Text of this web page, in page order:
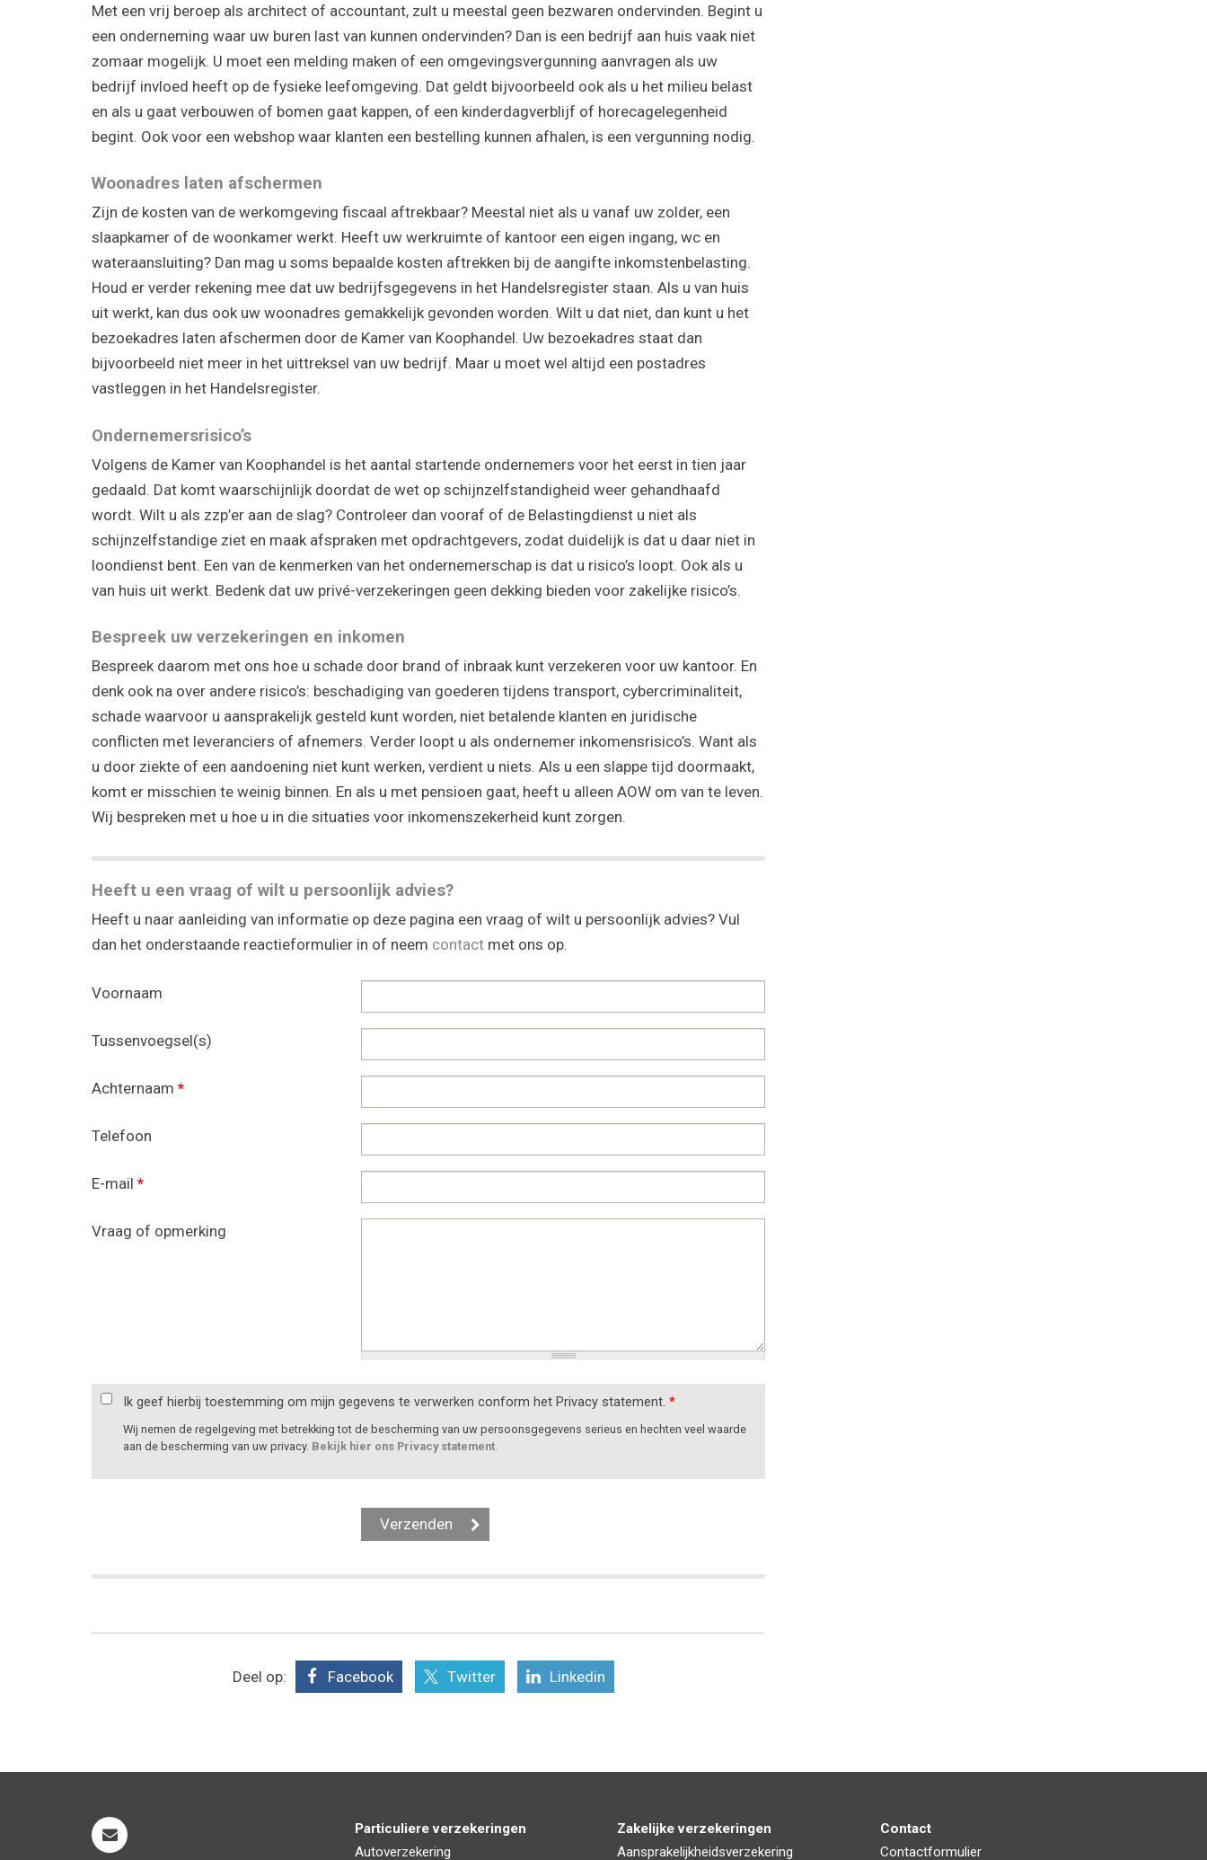
Met een vrij beroep als architect of accountant, zult u meestal geen bezwaren ondervinden. Begint u
een onderneming waar uw buren last van kunnen ondervinden? Dan is een bedrijf aan huis vaak niet
zomaar mogelijk. U moet een melding maken of een omgevingsvergunning aanvragen als uw
bedrijf invloed heeft op de fysieke leefomgeving. Dat geldt bijvoorbeeld ook als u het milieu belast
en als u gaat verbouwen of bomen gaat kappen, of een kinderdagverblijf of horecagelegenheid
begint. Ook voor een webshop waar klanten een bestelling kunnen afhalen, is een vergunning nodig.
Woonadres laten afschermen
Zijn de kosten van de werkomgeving fiscaal aftrekbaar? Meestal niet als u vanaf uw zolder, een
slaapkamer of de woonkamer werkt. Heeft uw werkruimte of kantoor een eigen ingang, wc en
wateraansluiting? Dan mag u soms bepaalde kosten aftrekken bij de aangifte inkomstenbelasting.
Houd er verder rekening mee dat uw bedrijfsgegevens in het Handelsregister staan. Als u van huis
uit werkt, kan dus ook uw woonadres gemakkelijk gevonden worden. Wilt u dat niet, dan kunt u het
bezoekadres laten afschermen door de Kamer van Koophandel. Uw bezoekadres staat dan
bijvoorbeeld niet meer in het uittreksel van uw bedrijf. Maar u moet wel altijd een postadres
vastleggen in het Handelsregister.
Ondernemersrisico’s
Volgens de Kamer van Koophandel is het aantal startende ondernemers voor het eerst in tien jaar
gedaald. Dat komt waarschijnlijk doordat de wet op schijnzelfstandigheid weer gehandhaafd
wordt. Wilt u als zzp’er aan de slag? Controleer dan vooraf of de Belastingdienst u niet als
schijnzelfstandige ziet en maak afspraken met opdrachtgevers, zodat duidelijk is dat u daar niet in
loondienst bent. Een van de kenmerken van het ondernemerschap is dat u risico’s loopt. Ook als u
van huis uit werkt. Bedenk dat uw privé-verzekeringen geen dekking bieden voor zakelijke risico’s.
Bespreek uw verzekeringen en inkomen
Bespreek daarom met ons hoe u schade door brand of inbraak kunt verzekeren voor uw kantoor. En
denk ook na over andere risico’s: beschadiging van goederen tijdens transport, cybercriminaliteit,
schade waarvoor u aansprakelijk gesteld kunt worden, niet betalende klanten en juridische
conflicten met leveranciers of afnemers. Verder loopt u als ondernemer inkomensrisico’s. Want als
u door ziekte of een aandoening niet kunt werken, verdient u niets. Als u een slappe tijd doormaakt,
komt er misschien te weinig binnen. En als u met pensioen gaat, heeft u alleen AOW om van te leven.
Wij bespreken met u hoe u in die situaties voor inkomenszekerheid kunt zorgen.
Heeft u een vraag of wilt u persoonlijk advies?
Heeft u naar aanleiding van informatie op deze pagina een vraag of wilt u persoonlijk advies? Vul
dan het onderstaande reactieformulier in of neem contact met ons op.
Voornaam
Tussenvoegsel(s)
Achternaam *
Telefoon
E-mail *
Vraag of opmerking
Ik geef hierbij toestemming om mijn gegevens te verwerken conform het Privacy statement. *
Wij nemen de regelgeving met betrekking tot de bescherming van uw persoonsgegevens serieus en hechten veel waarde
aan de bescherming van uw privacy. Bekijk hier ons Privacy statement
Deel op: Facebook Twitter Linkedin
Particuliere verzekeringen
Autoverzekering
Zakelijke verzekeringen
Aansprakelijkheidsverzekering
Contact
Contactformulier